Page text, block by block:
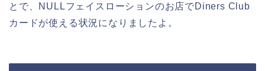
とで、NULLフェイスローションのお店でDiners Club
カードが使える状況になりましたよ。